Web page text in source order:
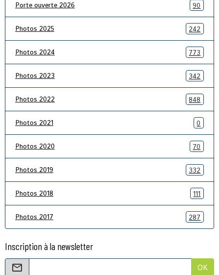
Porte ouverte 2026 90
Photos 2025 242
Photos 2024 773
Photos 2023 342
Photos 2022 848
Photos 2021 0
Photos 2020 70
Photos 2019 332
Photos 2018 111
Photos 2017 287
Inscription à la newsletter
OK